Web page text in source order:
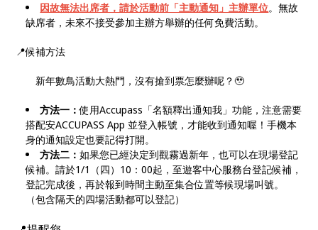
因故無法出席者，請於活動前「主動通知」主辦單位。無故
缺席者，未來不接受參加主辦方舉辦的任何免費活動。
📍候補方法
新年數鳥活動大熱門，沒有搶到票怎麼辦呢？🥹
方法一：使用Accupass「名額釋出通知我」功能，注意需要
搭配安ACCUPASS App 並登入帳號，才能收到通知喔！手機本
身的通知設定也要記得打開。
方法二：如果您已經決定到觀霧過新年，也可以在現場登記
候補。請於1/1（四）10：00起，至遊客中心服務台登記候補，
登記完成後，再於報到時間主動至集合位置等候現場叫號。
（包含隔天的四場活動都可以登記）